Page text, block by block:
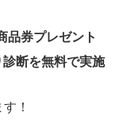
品券プレゼント
断を無料で実施
！